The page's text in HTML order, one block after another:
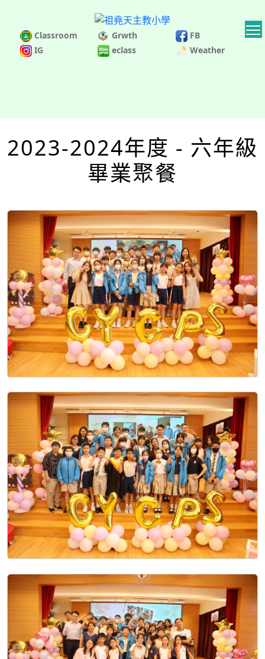
Classroom Grwth
FB
IG
eclass Weather
2023-2024年度 - 六年級
畢業聚餐